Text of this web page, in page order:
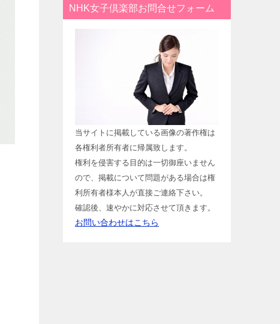
NHK女子倶楽部お問合せフォーム
当サイトに掲載している画像の著作権は
各権利者所有者に帰属致します。
権利を侵害する目的は一切御座いません
ので、掲載について問題がある場合は権
利所有者様本人が直接ご連絡下さい。
確認後、速やかに対応させて頂きます。
お問い合わせはこちら